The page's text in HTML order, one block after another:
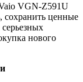
VGN-Z591U
сохранить ценные
нового